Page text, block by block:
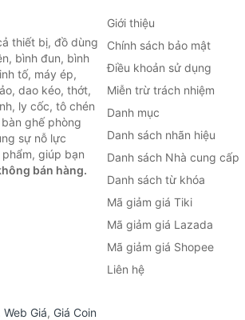
thiết bị, đồ dùng
bình đun, bình
tố, máy ép,
dao kéo, thớt,
ly cốc, tô chén
ghế phòng
sự nỗ lực
giúp bạn
bán hàng.
Giới thiệu
Chính sách bảo mật
Điều khoản sử dụng
Miễn trừ trách nhiệm
Danh mục
Danh sách nhãn hiệu
Danh sách Nhà cung cấp
Danh sách từ khóa
Mã giảm giá Tiki
Mã giảm giá Lazada
Mã giảm giá Shopee
Liên hệ
Web Giá, Giá Coin